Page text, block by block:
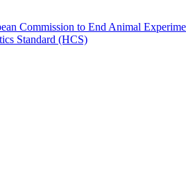
Commission to End Animal
Standard (HCS)